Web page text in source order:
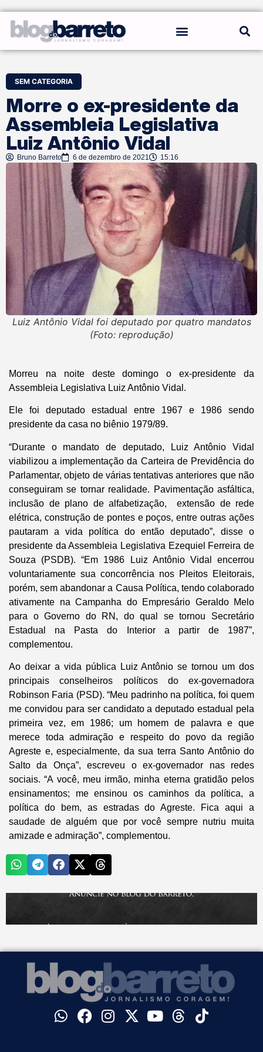
SEM CATEGORIA
Morre o ex-presidente da
Assembleia Legislativa
Luiz Antônio Vidal
Bruno Barreto 6 de dezembro de 2021 15:16
Luiz Antônio Vidal foi deputado por quatro mandatos
(Foto: reprodução)
Morreu na noite deste domingo o ex-presidente da
Assembleia Legislativa Luiz Antônio Vidal.
Ele foi deputado estadual entre 1967 e 1986 sendo
presidente da casa no biênio 1979/89.
“Durante o mandato de deputado, Luiz Antônio Vidal
viabilizou a implementação da Carteira de Previdência do
Parlamentar, objeto de várias tentativas anteriores que não
conseguiram se tornar realidade. Pavimentação asfáltica,
inclusão de plano de alfabetização, extensão de rede
elétrica, construção de pontes e poços, entre outras ações
pautaram a vida política do então deputado”, disse o
presidente da Assembleia Legislativa Ezequiel Ferreira de
Souza (PSDB). “Em 1986 Luiz Antônio Vidal encerrou
voluntariamente sua concorrência nos Pleitos Eleitorais,
porém, sem abandonar a Causa Política, tendo colaborado
ativamente na Campanha do Empresário Geraldo Melo
para o Governo do RN, do qual se tornou Secretário
Estadual na Pasta do Interior a partir de 1987”,
complementou.
Ao deixar a vida pública Luiz Antônio se tornou um dos
principais conselheiros políticos do ex-governadora
Robinson Faria (PSD). “Meu padrinho na política, foi quem
me convidou para ser candidato a deputado estadual pela
primeira vez, em 1986; um homem de palavra e que
merece toda admiração e respeito do povo da região
Agreste e, especialmente, da sua terra Santo Antônio do
Salto da Onça”, escreveu o ex-governador nas redes
sociais. “A você, meu irmão, minha eterna gratidão pelos
ensinamentos; me ensinou os caminhos da política, a
política do bem, as estradas do Agreste. Fica aqui a
saudade de alguém que por você sempre nutriu muita
amizade e admiração”, complementou.